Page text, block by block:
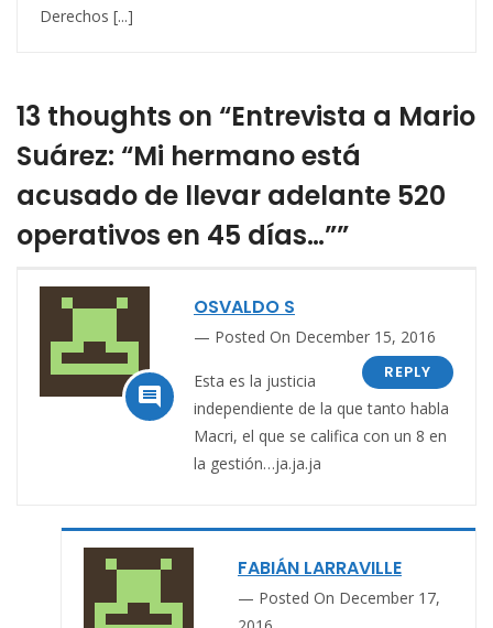
Derechos [...]
13 thoughts on “Entrevista a Mario
Suárez: “Mi hermano está
acusado de llevar adelante 520
operativos en 45 días…””

OSVALDO S
Posted On December 15, 2016
REPLY
Esta es la justicia
independiente de la que tanto habla
Macri, el que se califica con un 8 en
la gestión…ja.ja.ja
FABIÁN LARRAVILLE
Posted On December 17,